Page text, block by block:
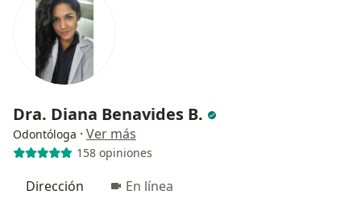
Dra. Diana Benavides B.
Odontóloga · Ver más
158 opiniones
Dirección En línea